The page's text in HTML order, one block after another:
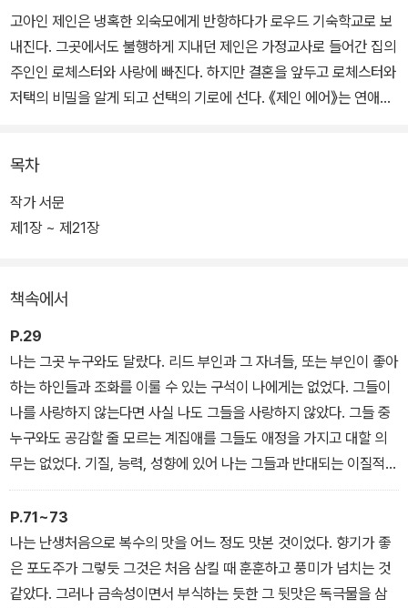
고아인 제인은 냉혹한 외숙모에게 반항하다가 로우드 기숙학교로 보
내진다. 그곳에서도 불행하게 지내던 제인은 가정교사로 들어간 집의
주인인 로체스터와 사랑에 빠진다. 하지만 결혼을 앞두고 로체스터와
저택의 비밀을 알게 되고 선택의 기로에 선다. 《제인 에어》는 연애와
다.
또한 어떤 것에도 굴복하지 않는 제인의 독립심은 여성을 남성의 종
로 인물을 표현했다.
목차
작가 서문
제1장 ~ 제21장
책속에서
P.29
나는 그곳 누구와도 달랐다. 리드 부인과 그 자녀들, 또는 부인이 좋아
하는 하인들과 조화를 이룰 수 있는 구석이 나에게는 없었다. 그들이
나를 사랑하지 않는다면 사실 나도 그들을 사랑하지 않았다. 그들 중
누구와도 공감할 줄 모르는 계집애를 그들도 애정을 가지고 대할 의
무는 없었다. 기질, 능력, 성향에 있어 나는 그들과 반대되는 이질적
존재였고, 그들의 이익에 도움이 되거나 그들의 기쁨을 늘려줄 능력
이 전혀 없는 쓰잘머리 없는 존재였고, 나를 대하는 그들의 행동에 대
해서 분노의 씨앗, 그들의 판단에 대해서는 경멸의 씨앗만을 품은 유
해한 존재였다.
P.71~73
나는 난생처음으로 복수의 맛을 어느 정도 맛본 것이었다. 향기가 좋
은 포도주가 그렇듯 그것은 처음 삼킬 때 훈훈하고 풍미가 넘치는 것
같았다. 그러나 금속성이면서 부식하는 듯한 그 뒷맛은 독극물을 삼